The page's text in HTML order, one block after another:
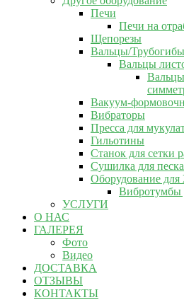
Печи
Печи на
Щепорезы
Вальцы/Трубогибы
Вальцы
Вакуум-
Вибраторы
Пресса для
Гильотины
Станок для сетки
Сушилка для песка
Оборудование
УСЛУГИ
О НАС
ГАЛЕРЕЯ
Фото
Видео
ДОСТАВКА
ОТЗЫВЫ
КОНТАКТЫ